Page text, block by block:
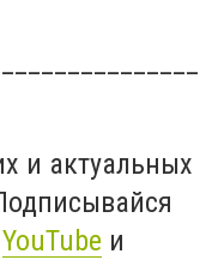
и актуальных
YouTube и